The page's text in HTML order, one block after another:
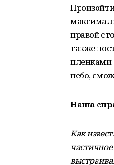
правой
также
пленками
небо,
Наша
Как